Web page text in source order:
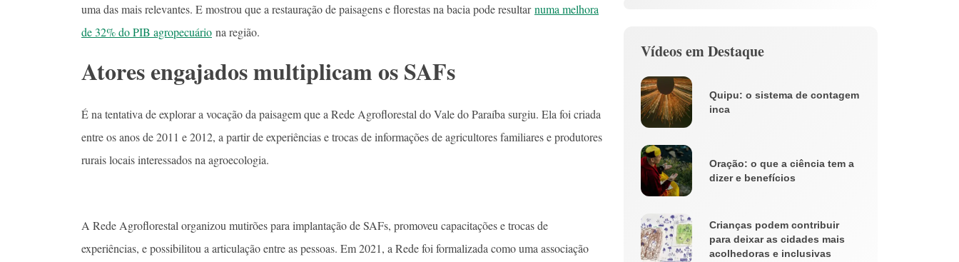
uma das mais relevantes. E mostrou que a restauração de paisagens e florestas na bacia pode resultarnuma melhora
de 32% do PIB agropecuário na região.
Atores engajados multiplicam os SAFs
É na tentativa de explorar a vocação da paisagem que a Rede Agroflorestal do Vale do Paraíba surgiu. Ela foi criada
entre os anos de 2011 e 2012, a partir de experiências e trocas de informações de agricultores familiares e produtores
rurais locais interessados na agroecologia.
A Rede Agroflorestal organizou mutirões para implantação de SAFs, promoveu capacitações e trocas de
experiências, e possibilitou a articulação entre as pessoas. Em 2021, a Rede foi formalizada como uma associação
Vídeos em Destaque
Quipu: o sistema de contagem
inca
Oração: o que a ciência tem a
dizer e benefícios
Crianças podem contribuir
para deixar as cidades mais
acolhedoras e inclusivas